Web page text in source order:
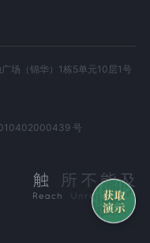
场（锦华）1栋5单元10层1号
号